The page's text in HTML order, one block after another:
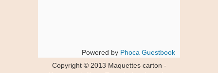
Powered by Phoca Guestbook
Copyright © 2013 Maquettes carton -